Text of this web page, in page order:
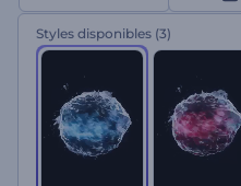
Styles disponibles (3)